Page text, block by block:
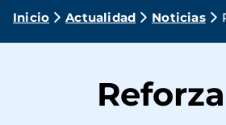
Ruta
navegación
Inicio Actualidad Noticias